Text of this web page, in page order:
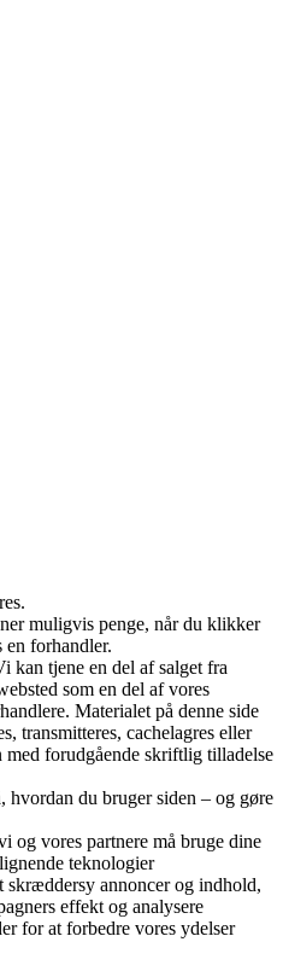
muligvis penge, når du klikker
en forhandler.
kan tjene en del af salget fra
som en del af vores
Materialet på denne side
transmitteres, cachelagres eller
med forudgående skriftlig tilladelse
hvordan du bruger siden – og gøre
og vores partnere må bruge dine
teknologier
annoncer og indhold,
effekt og analysere
for at forbedre vores ydelser